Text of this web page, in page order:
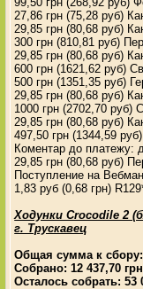
27,86 грн (75,28 руб)
29,85 грн (80,68 руб)
300 грн (810,81 руб)
29,85 грн (80,68 руб)
600 грн (1621,62 руб)
500 грн (1351,35 руб)
29,85 грн (80,68 руб)
1000 грн (2702,70 руб)
29,85 грн (80,68 руб)
497,50 грн (1344,59
Коментар до платежу:
29,85 грн (80,68 руб)
Поступление на
1,83 руб (0,68 грн)
Ходунки Crocodile 2
г. Трускавец
Общая сумма к сбору:
Собрано: 12 437,70
Осталось собрать: 53